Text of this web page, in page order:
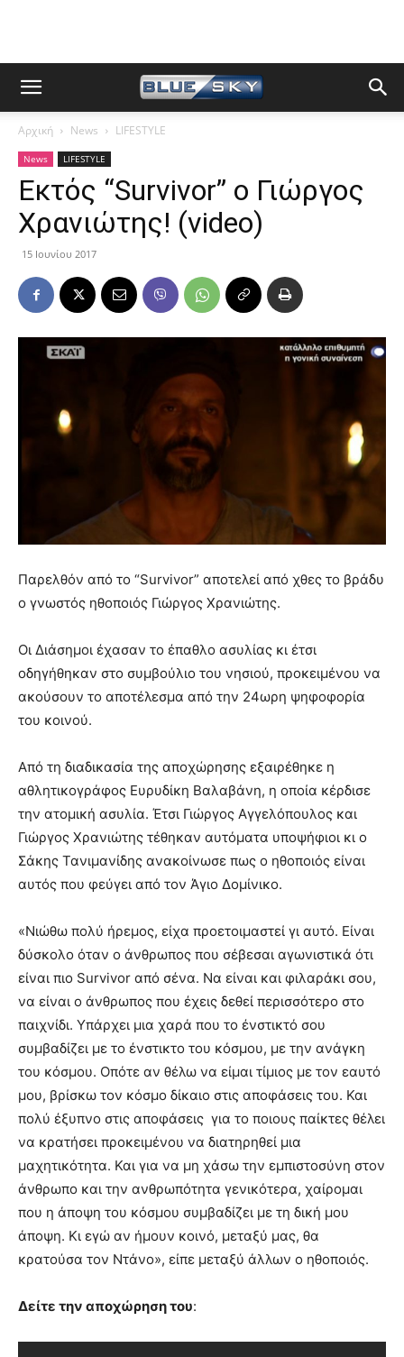
Αρχική News LIFESTYLE
News LIFESTYLE
Εκτός “Survivor” ο Γιώργος
Χρανιώτης! (video)
15 Ιουνίου 2017
Παρελθόν από το “Survivor” αποτελεί από χθες το βράδυ
ο γνωστός ηθοποιός Γιώργος Χρανιώτης.
Οι Διάσημοι έχασαν το έπαθλο ασυλίας κι έτσι
οδηγήθηκαν στο συμβούλιο του νησιού, προκειμένου να
ακούσουν το αποτέλεσμα από την 24ωρη ψηφοφορία
του κοινού.
Από τη διαδικασία της αποχώρησης εξαιρέθηκε η
αθλητικογράφος Ευρυδίκη Βαλαβάνη, η οποία κέρδισε
την ατομική ασυλία. Έτσι Γιώργος Αγγελόπουλος και
Γιώργος Χρανιώτης τέθηκαν αυτόματα υποψήφιοι κι ο
Σάκης Τανιμανίδης ανακοίνωσε πως ο ηθοποιός είναι
αυτός που φεύγει από τον Άγιο Δομίνικο.
«Νιώθω πολύ ήρεμος, είχα προετοιμαστεί γι αυτό. Είναι
δύσκολο όταν ο άνθρωπος που σέβεσαι αγωνιστικά ότι
είναι πιο Survivor από σένα. Nα είναι και φιλαράκι σου,
να είναι ο άνθρωπος που έχεις δεθεί περισσότερο στο
παιχνίδι. Υπάρχει μια χαρά που το ένστικτό σου
συμβαδίζει με το ένστικτο του κόσμου, με την ανάγκη
του κόσμου. Οπότε αν θέλω να είμαι τίμιος με τον εαυτό
μου, βρίσκω τον κόσμο δίκαιο στις αποφάσεις του. Και
πολύ έξυπνο στις αποφάσεις για το ποιους παίκτες θέλει
να κρατήσει προκειμένου να διατηρηθεί μια
μαχητικότητα. Και για να μη χάσω την εμπιστοσύνη στον
άνθρωπο και την ανθρωπότητα γενικότερα, χαίρομαι
που η άποψη του κόσμου συμβαδίζει με τη δική μου
άποψη. Κι εγώ αν ήμουν κοινό, μεταξύ μας, θα
κρατούσα τον Ντάνο», είπε μεταξύ άλλων ο ηθοποιός.
Δείτε την αποχώρηση του: